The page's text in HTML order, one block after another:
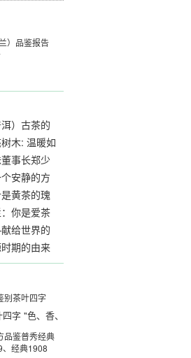
）品鉴报告
）古茶的
仕华
木: 温暖如
丝事长郑少
易武标杆
安静的方
黄茶的瑰
、香、味、
你是爱茶
一种可能
给世界的
期的由来
字 "色、香、
味、形"